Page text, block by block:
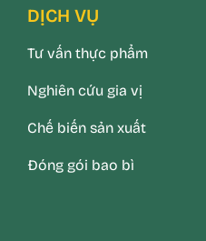
DỊCH VỤ
Tư vấn thực phẩm
Nghiên cứu gia vị
Chế biến sản xuất
Đóng gói bao bì